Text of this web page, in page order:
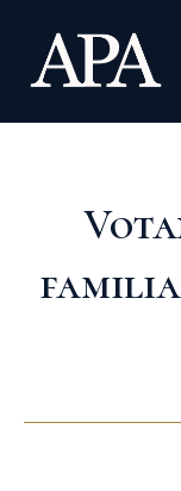
contenido
familia